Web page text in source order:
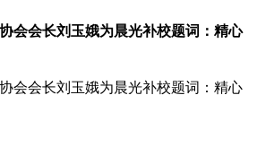
会会长刘玉娥为晨光补校题词：精心
会会长刘玉娥为晨光补校题词：精心